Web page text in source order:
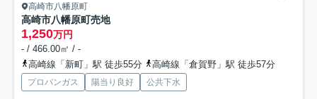
高崎市八幡原町
高崎市八幡原町売地
1,250万円
- / 466.00㎡ / -
高崎線「新町」駅 徒歩55分
高崎線「倉賀野」駅 徒歩57分
プロパンガス 陽当り良好 公共下水